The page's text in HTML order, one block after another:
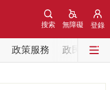
登錄
無障礙
搜索
政策服務 政民互動